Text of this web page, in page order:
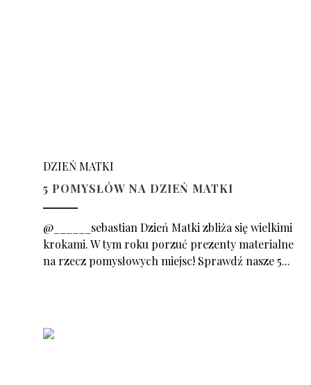
DZIEŃ MATKI
5 POMYSŁÓW NA DZIEŃ MATKI
@______sebastian Dzień Matki zbliża się wielkimi
krokami. W tym roku porzuć prezenty materialne
na rzecz pomysłowych miejsc! Sprawdź nasze 5...